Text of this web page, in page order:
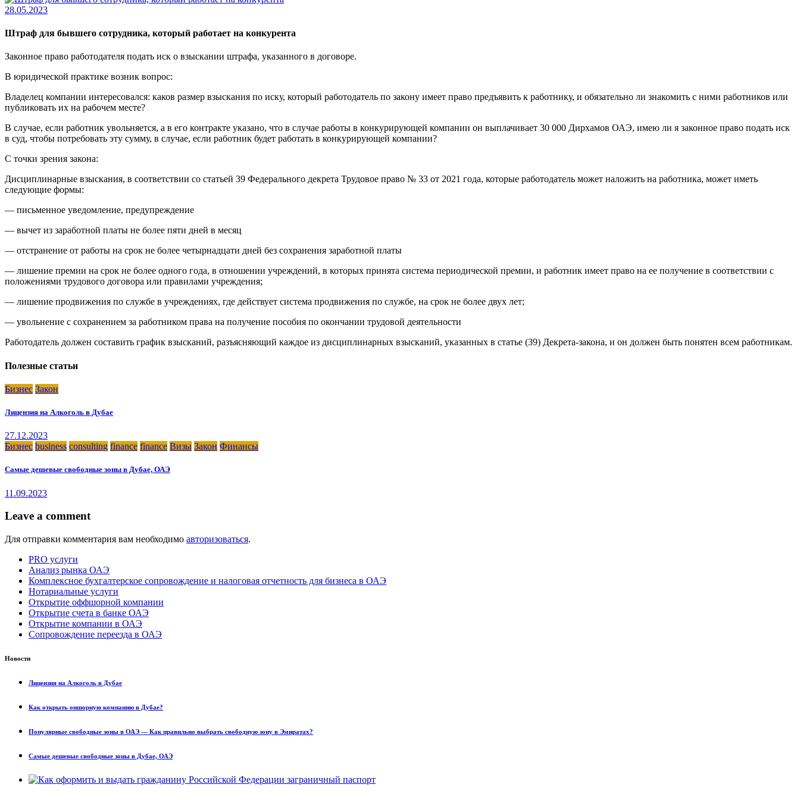
28.05.2023
Штраф для бывшего сотрудника, который работает на конкурента
Законное право работодателя подать иск о взыскании штрафа, указанного в договоре.
В юридической практике возник вопрос:
Владелец компании интересовался: каков размер взыскания по иску, который работодатель по закону имеет право предъявить к работнику, и обязательно ли знакомить с ними работников или
публиковать их на рабочем месте?
В случае, если работник увольняется, а в его контракте указано, что в случае работы в конкурирующей компании он выплачивает 30 000 Дирхамов ОАЭ, имею ли я законное право подать иск
в суд, чтобы потребовать эту сумму, в случае, если работник будет работать в конкурирующей компании?
С точки зрения закона:
Дисциплинарные взыскания, в соответствии со статьей 39 Федерального декрета Трудовое право № 33 от 2021 года, которые работодатель может наложить на работника, может иметь
следующие формы:
— письменное уведомление, предупреждение
— вычет из заработной платы не более пяти дней в месяц
— отстранение от работы на срок не более четырнадцати дней без сохранения заработной платы
— лишение премии на срок не более одного года, в отношении учреждений, в которых принята система периодической премии, и работник имеет право на ее получение в соответствии с
положениями трудового договора или правилами учреждения;
— лишение продвижения по службе в учреждениях, где действует система продвижения по службе, на срок не более двух лет;
— увольнение с сохранением за работником права на получение пособия по окончании трудовой деятельности
Работодатель должен составить график взысканий, разъясняющий каждое из дисциплинарных взысканий, указанных в статье (39) Декрета-закона, и он должен быть понятен всем работникам.
Полезные статьи
Бизнес Закон
Лицензия на Алкоголь в Дубае
27.12.2023
Бизнес business consulting finance finance Визы Закон Финансы
Самые дешевые свободные зоны в Дубае, ОАЭ
11.09.2023
Leave a comment
Для отправки комментария вам необходимо авторизоваться.
PRO услуги
Анализ рынка ОАЭ
Комплексное бухгалтерское сопровождение и налоговая отчетность для бизнеса в ОАЭ
Нотариальные услуги
Открытие оффшорной компании
Открытие счета в банке ОАЭ
Открытие компании в ОАЭ
Сопровождение переезда в ОАЭ
Новости
Лицензия на Алкоголь в Дубае
Как открыть оншорную компанию в Дубае?
Популярные свободные зоны в ОАЭ — Как правильно выбрать свободную зону в Эмиратах?
Самые дешевые свободные зоны в Дубае, ОАЭ